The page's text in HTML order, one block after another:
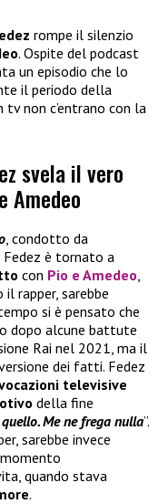
rompe il silenzio
. Ospite del podcast
un episodio che lo
il periodo della
non c’entrano con la
svela il vero
Amedeo
, condotto da
è tornato a
con Pio e Amedeo
rapper, sarebbe
si è pensato che
dopo alcune battute
Rai nel 2021, ma il
dei fatti. Fedez
televisive
della fine
Me ne frega nulla”.
sarebbe invece
quando stava
.